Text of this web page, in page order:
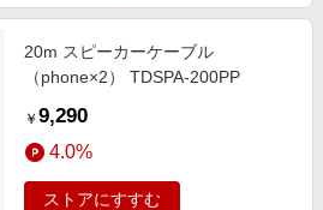
20m スピーカーケーブル
（phone×2） TDSPA-200PP
￥ 9,290
4.0%
ストアにすすむ